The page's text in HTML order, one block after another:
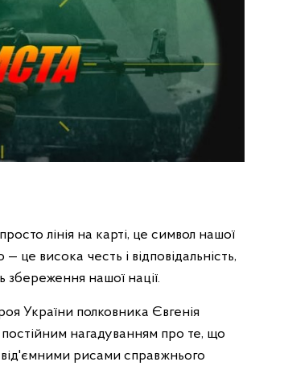
лінія на карті, це символ нашої
висока честь і відповідальність,
нашої нації.
України полковника Євгенія
постійним нагадуванням про те, що
рисами справжнього